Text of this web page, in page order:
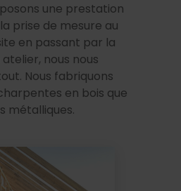
une prestation
prise de mesure au
en passant par la
nous nous
Nous fabriquons
en bois que
métalliques.